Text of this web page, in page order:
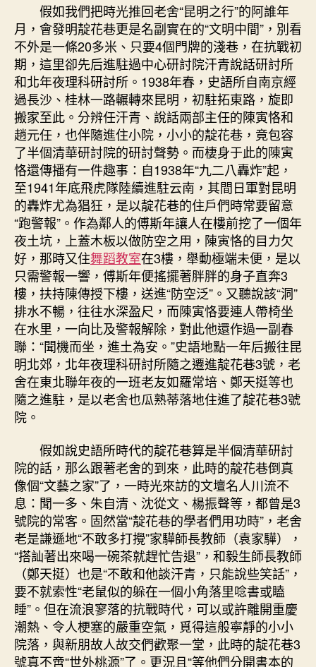
假如我們把時光推回老舍“昆明之行”的阿誰年
月，會發明靛花巷更是名副實在的“文明中間”，別看
不外是一條20多米、只要4個門牌的淺巷，在抗戰初
期，這里卻先后進駐過中心研討院汗青說話研討所
和北年夜理科研討所。1938年春，史語所自南京經
過長沙、桂林一路輾轉來昆明，初駐拓東路，旋即
搬家至此。分辨任汗青、說話兩部主任的陳寅恪和
趙元任，也伴隨進住小院，小小的靛花巷，竟包容
了半個清華研討院的研討聲勢。而棲身于此的陳寅
恪還傳播有一件趣事：自1938年“九二八轟炸”起，
至1941年底飛虎隊陸續進駐云南，其間日軍對昆明
的轟炸尤為猖狂，是以靛花巷的住戶們時常要留意
“跑警報”。作為鄰人的傅斯年讓人在樓前挖了一個年
夜土坑，上蓋木板以做防空之用，陳寅恪的目力欠
好，那時又住舞蹈教室在3樓，舉動極端未便，是以
只需警報一響，傅斯年便搖擺著胖胖的身子直奔3
樓，扶持陳傳授下樓，送進“防空泛”。又聽說該“洞”
排水不暢，往往水深盈尺，而陳寅恪要連人帶椅坐
在水里，一向比及警報解除，對此他還作過一副春
聯：“聞機而坐，進土為安。”史語地點一年后搬往昆
明北郊，北年夜理科研討所隨之遷進靛花巷3號，老
舍在東北聯年夜的一班老友如羅常培、鄭天挺等也
隨之進駐，是以老舍也瓜熟蒂落地住進了靛花巷3號
院。
假如說史語所時代的靛花巷算是半個清華研討
院的話，那么跟著老舍的到來，此時的靛花巷倒真
像個“文藝之家”了，一時光來訪的文壇名人川流不
息：聞一多、朱自清、沈從文、楊振聲等，都曾是3
號院的常客。固然當“靛花巷的學者們用功時”，老舍
老是謙遜地“不敢多打攪”家驊師長教師（袁家驊），
“搭訕著出來喝一碗茶就趕忙告退”，和毅生師長教師
（鄭天挺）也是“不敢和他談汗青，只能說些笑話”，
要不就索性“老鼠似的躲在一個小角落里唸書或瞌
睡”。但在流浪寥落的抗戰時代，可以或許離開重慶
潮熱、令人梗塞的嚴重空氣，覓得這般寧靜的小小
院落，與新朋故人故交們歡聚一堂，此時的靛花巷3
號真不啻“世外桃源”了。更況且“等他們分開書本的